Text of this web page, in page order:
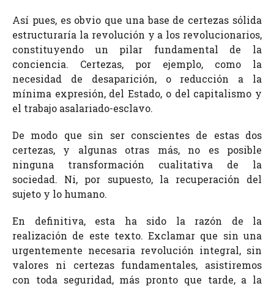
Así pues, es obvio que una base de certezas sólida
estructuraría la revolución y a los revolucionarios,
constituyendo un pilar fundamental de la
conciencia. Certezas, por ejemplo, como la
necesidad de desaparición, o reducción a la
mínima expresión, del Estado, o del capitalismo y
el trabajo asalariado-esclavo.
De modo que sin ser conscientes de estas dos
certezas, y algunas otras más, no es posible
ninguna transformación cualitativa de la
sociedad. Ni, por supuesto, la recuperación del
sujeto y lo humano.
En definitiva, esta ha sido la razón de la
realización de este texto. Exclamar que sin una
urgentemente necesaria revolución integral, sin
valores ni certezas fundamentales, asistiremos
con toda seguridad, más pronto que tarde, a la